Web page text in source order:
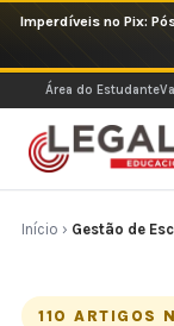
o
conteúdo
Imperdíveis no Pix:
Área do Estudante
Início › Gestão de
110 ARTIGOS